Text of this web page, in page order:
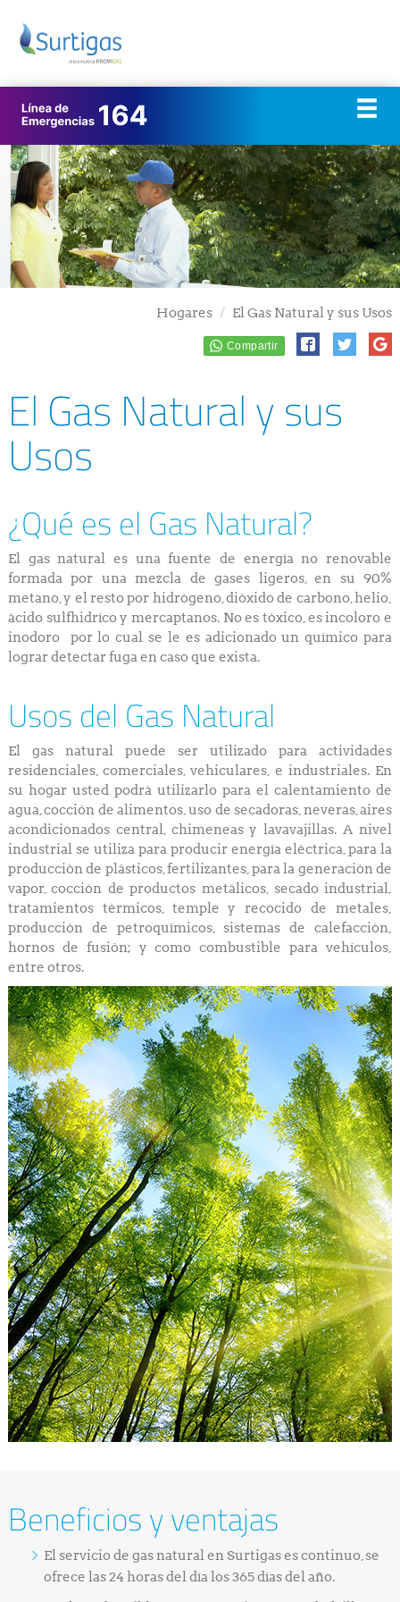
Hogares El Gas Natural y sus Usos
El Gas Natural y sus
Usos
¿Qué es el Gas Natural?
El gas natural es una fuente de energía no renovable
formada por una mezcla de gases ligeros, en su 90%
metano, y el resto por hidrógeno, dióxido de carbono, helio,
ácido sulfhidríco y mercaptanos. No es tóxico, es incoloro e
inodoro por lo cual se le es adicionado un químico para
lograr detectar fuga en caso que exista.
Usos del Gas Natural
El gas natural puede ser utilizado para actividades
residenciales, comerciales, vehiculares, e industriales. En
su hogar usted podrá utilizarlo para el calentamiento de
agua, cocción de alimentos, uso de secadoras, neveras, aires
acondicionados central, chimeneas y lavavajillas. A nivel
industrial se utiliza para producir energía eléctrica, para la
producción de plásticos, fertilizantes, para la generación de
vapor, cocción de productos metálicos, secado industrial,
tratamientos térmicos, temple y recocido de metales,
producción de petroquímicos, sistemas de calefacción,
hornos de fusión; y como combustible para vehículos,
entre otros.
Beneficios y ventajas
El servicio de gas natural en Surtigas es continuo, se
ofrece las 24 horas del día los 365 días del año.